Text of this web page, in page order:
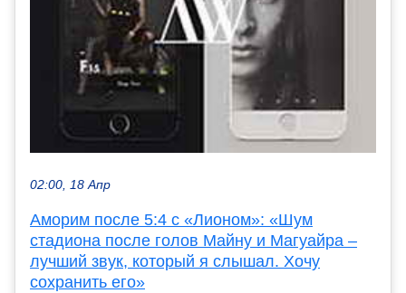
02:00, 18 Апр
Аморим после 5:4 с «Лионом»: «Шум
стадиона после голов Майну и Магуайра –
лучший звук, который я слышал. Хочу
сохранить его»